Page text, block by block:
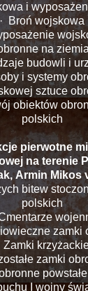
i
· Broń wojskowa
na
budowli i
i systemy
sztuce
obiektów
polskich
pierwotne
na terenie
Armin Mikos
bitew
polskich
zamki
Zamki
zamki
I wojny